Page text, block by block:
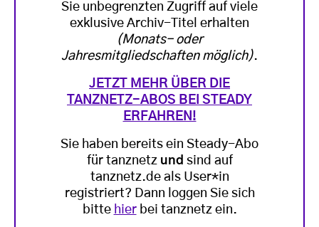
Sie unbegrenzten Zugriff auf viele
exklusive Archiv-Titel erhalten
(Monats- oder
Jahresmitgliedschaften möglich).
JETZT MEHR ÜBER DIE
TANZNETZ-ABOS BEI STEADY
ERFAHREN!
Sie haben bereits ein Steady-Abo
für tanznetz und sind auf
tanznetz.de als User*in
registriert? Dann loggen Sie sich
bitte hierbei tanznetz ein.